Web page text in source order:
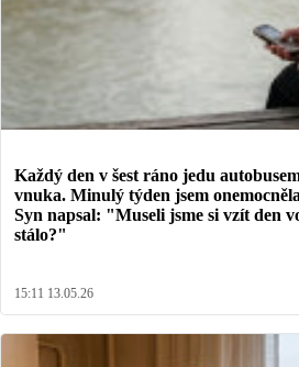
Každý den v šest ráno jedu
vnuka. Minulý týden jsem
Syn napsal: "Museli jsme si vzít den
stálo?"
15:11 13.05.26